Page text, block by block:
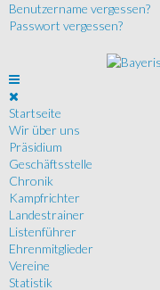
Benutzername vergessen?
Passwort vergessen?
Startseite
Wir über uns
Präsidium
Geschäftsstelle
Chronik
Kampfrichter
Landestrainer
Listenführer
Ehrenmitglieder
Vereine
Statistik